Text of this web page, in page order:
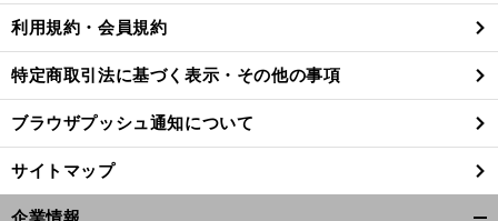
利用規約・会員規約
特定商取引法に基づく表示・その他の事項
ブラウザプッシュ通知について
サイトマップ